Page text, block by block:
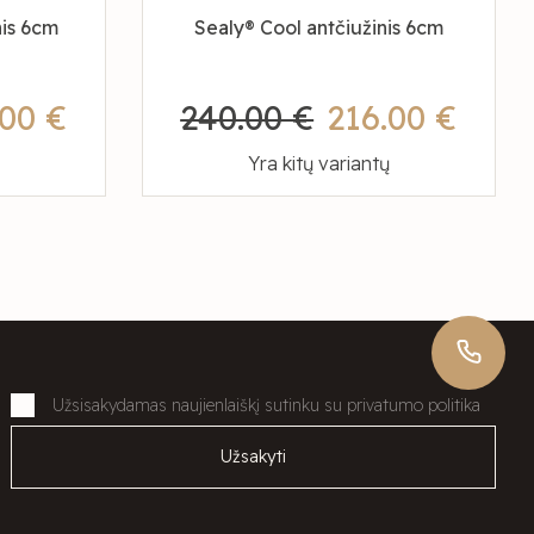
6cm
€
Sealy® Cool antčiužinis 6cm
216.00 €
240.00 €
Yra kitų variantų
Užsisakydamas naujienlaiškį sutinku su privatumo politika
Užsakyti